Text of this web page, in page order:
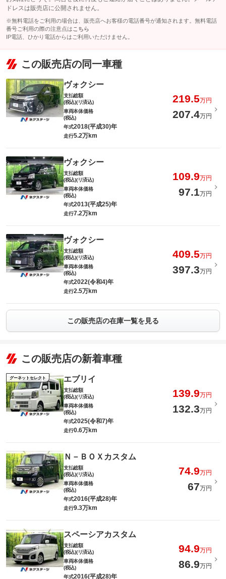
ドレスは販売店に公開されません。
※無料電話をご利用の場合は、販売店へお客様の電話番号が通知されます。無料電話
番号ご利用の際の注意点は こちら
IP電話、ひかり電話からはご利用いただけません。
この販売店の同一車種
ヴォクシー
支払総額
(税込)(リ済込)
219.5万円
車両本体価格
(税込)
207.4万円
年式2018(平成30)年
走行5.2万km
ヴォクシー
支払総額
(税込)(リ済込)
109.9万円
車両本体価格
(税込)
97.1万円
年式2013(平成25)年
走行7.2万km
ヴォクシー
支払総額
(税込)(リ済込)
409.5万円
車両本体価格
(税込)
397.3万円
年式2022(令和4)年
走行2.5万km
この販売店の在庫一覧を見る
この販売店の新着車種
グーネットセレクト エブリイ
支払総額
(税込)(リ済込)
139.9万円
車両本体価格
(税込)
132.3万円
年式2025(令和7)年
走行0.6万km
Ｎ－ＢＯＸカスタム
支払総額
(税込)(リ済込)
74.9万円
車両本体価格
(税込)
67万円
年式2016(平成28)年
走行9.3万km
スペーシアカスタム
支払総額
(税込)(リ済込)
94.9万円
車両本体価格
(税込)
86.9万円
年式2016(平成28)年